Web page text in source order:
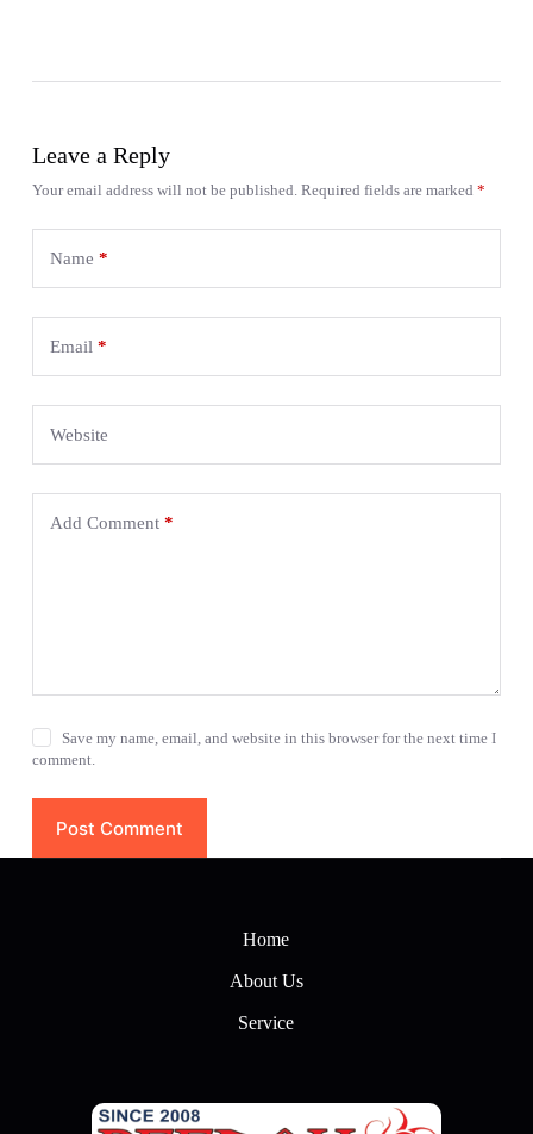
Leave a Reply
Your email address will not be published. Required fields are marked *
Name *
Email *
Website
Add Comment*
Save my name, email, and website in this browser for the next time I
comment.
Post Comment
Home
About Us
Service